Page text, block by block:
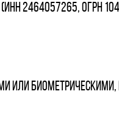
2464057265, ОГРН
или